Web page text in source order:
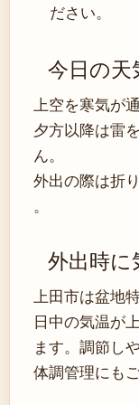
ださい。
今日の天
上空を寒気が
夕方以降は雷
ん。
外出の際は折
。
外出時に
上田市は盆地
日中の気温が
ます。調節し
体調管理にも